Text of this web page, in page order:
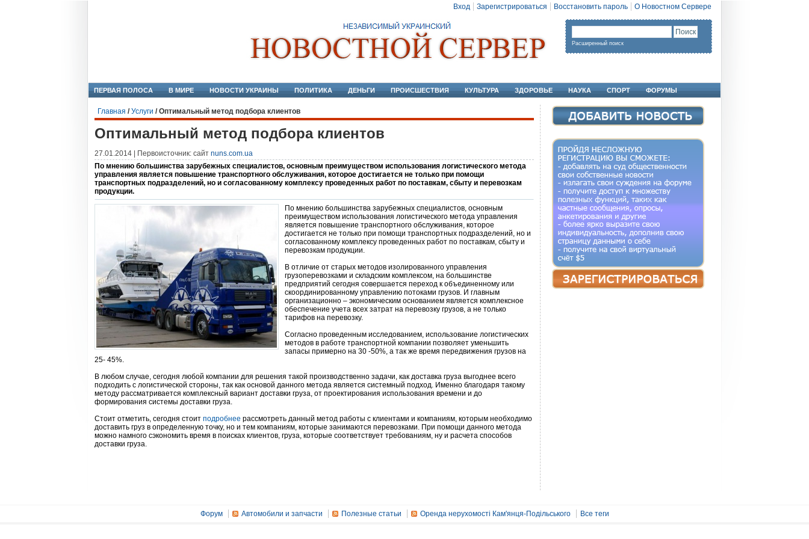
Вход Зарегистрироваться Восстановить пароль О Новостном Сервере
Расширенный поиск
ПЕРВАЯ ПОЛОСА В МИРЕ НОВОСТИ УКРАИНЫ ПОЛИТИКА ДЕНЬГИ ПРОИСШЕСТВИЯ КУЛЬТУРА ЗДОРОВЬЕ НАУКА СПОРТ ФОРУМЫ
Главная /Услуги /Оптимальный метод подбора клиентов
Оптимальный метод подбора клиентов
27.01.2014 | Первоисточник: сайт nuns.com.ua
По мнению большинства зарубежных специалистов, основным преимуществом использования логистического метода
управления является повышение транспортного обслуживания, которое достигается не только при помощи
транспортных подразделений, но и согласованному комплексу проведенных работ по поставкам, сбыту и перевозкам
продукции.
По мнению большинства зарубежных специалистов, основным
преимуществом использования логистического метода управления
является повышение транспортного обслуживания, которое
достигается не только при помощи транспортных подразделений, но и
согласованному комплексу проведенных работ по поставкам, сбыту и
перевозкам продукции.
В отличие от старых методов изолированного управления
грузоперевозками и складским комплексом, на большинстве
предприятий сегодня совершается переход к объединенному или
скоординированному управлению потоками грузов. И главным
организационно – экономическим основанием является комплексное
обеспечение учета всех затрат на перевозку грузов, а не только
тарифов на перевозку.
Согласно проведенным исследованием, использование логистических
методов в работе транспортной компании позволяет уменьшить
запасы примерно на 30 -50%, а так же время передвижения грузов на
25- 45%.
В любом случае, сегодня любой компании для решения такой производственно задачи, как доставка груза выгоднее всего
подходить с логистической стороны, так как основой данного метода является системный подход. Именно благодаря такому
методу рассматривается комплексный вариант доставки груза, от проектирования использования времени и до
формирования системы доставки груза.
Стоит отметить, сегодня стоит подробнее рассмотреть данный метод работы с клиентами и компаниям, которым необходимо
доставить груз в определенную точку, но и тем компаниям, которые занимаются перевозками. При помощи данного метода
можно намного сэкономить время в поисках клиентов, груза, которые соответствует требованиям, ну и расчета способов
доставки груза.
Форум Автомобили и запчасти Полезные статьи Оренда нерухомості Кам'янця-Подільського Все теги